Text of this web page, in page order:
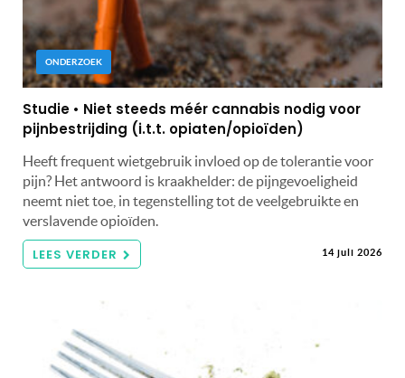
ONDERZOEK
Studie • Niet steeds méér cannabis nodig voor
pijnbestrijding (i.t.t. opiaten/opioïden)
Heeft frequent wietgebruik invloed op de tolerantie voor
pijn? Het antwoord is kraakhelder: de pijngevoeligheid
neemt niet toe, in tegenstelling tot de veelgebruikte en
verslavende opioïden.
LEES VERDER 14 juli 2026